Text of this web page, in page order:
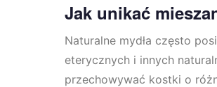
Jak unikać
Naturalne mydła często
eterycznych i innych
przechowywać kostki o